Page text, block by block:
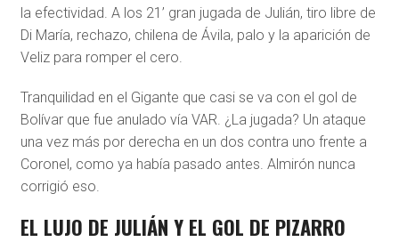
la efectividad. A los 21’ gran jugada de Julián, tiro libre de
Di María, rechazo, chilena de Ávila, palo y la aparición de
Veliz para romper el cero.
Tranquilidad en el Gigante que casi se va con el gol de
Bolívar que fue anulado vía VAR. ¿La jugada? Un ataque
una vez más por derecha en un dos contra uno frente a
Coronel, como ya había pasado antes. Almirón nunca
corrigió eso.
EL LUJO DE JULIÁN Y EL GOL DE PIZARRO